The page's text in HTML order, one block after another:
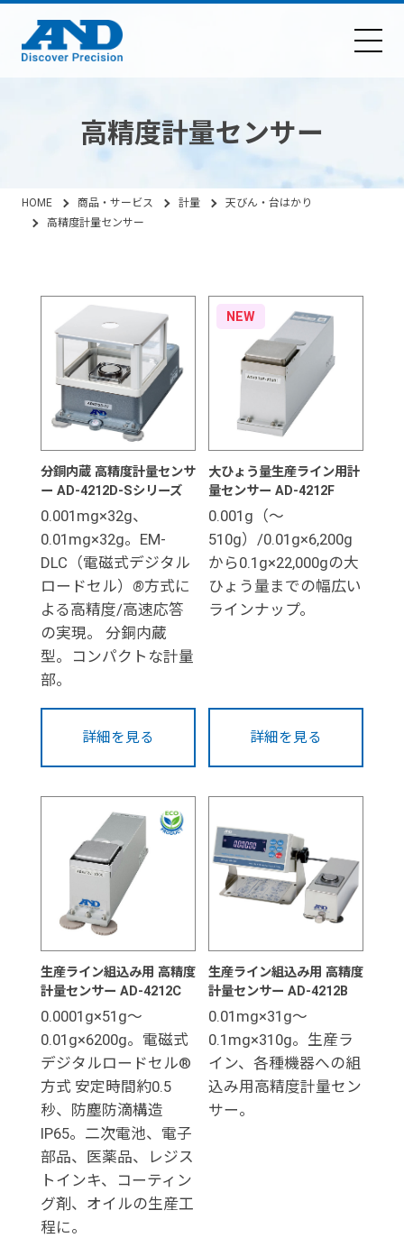
高精度計量センサー
HOME 商品・サービス 計量
天びん・台はかり
高精度計量センサー
分銅内蔵 高精度計量センサ
ー AD-4212D-Sシリーズ
0.001mg×32g、
0.01mg×32g。EM-
DLC（電磁式デジタル
ロードセル） ®方式に
よる高精度/高速応答
の実現。 分銅内蔵
型。コンパクトな計量
部。
詳細を見る
NEW
大ひょう量生産ライン用計
量センサー AD-4212F
0.001g（～
510g）/0.01g×6,200g
から0.1g×22,000gの大
ひょう量までの幅広い
ラインナップ。
詳細を見る
生産ライン組込み用 高精度
計量センサー AD-4212C
0.0001g×51g～
0.01g×6200g。電磁式
デジタルロードセル®
方式 安定時間約0.5
秒、防塵防滴構造
IP65。二次電池、電子
部品、医薬品、レジス
トインキ、コーティン
グ剤、オイルの生産工
程に。
生産ライン組込み用 高精度
計量センサー AD-4212B
0.01mg×31g～
0.1mg×310g。生産ラ
イン、各種機器への組
込み用高精度計量セン
サー。